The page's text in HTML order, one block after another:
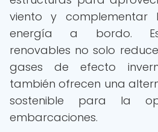
viento y complementar
energía a bordo.
renovables no solo
gases de efecto
también ofrecen una
sostenible para la
embarcaciones.